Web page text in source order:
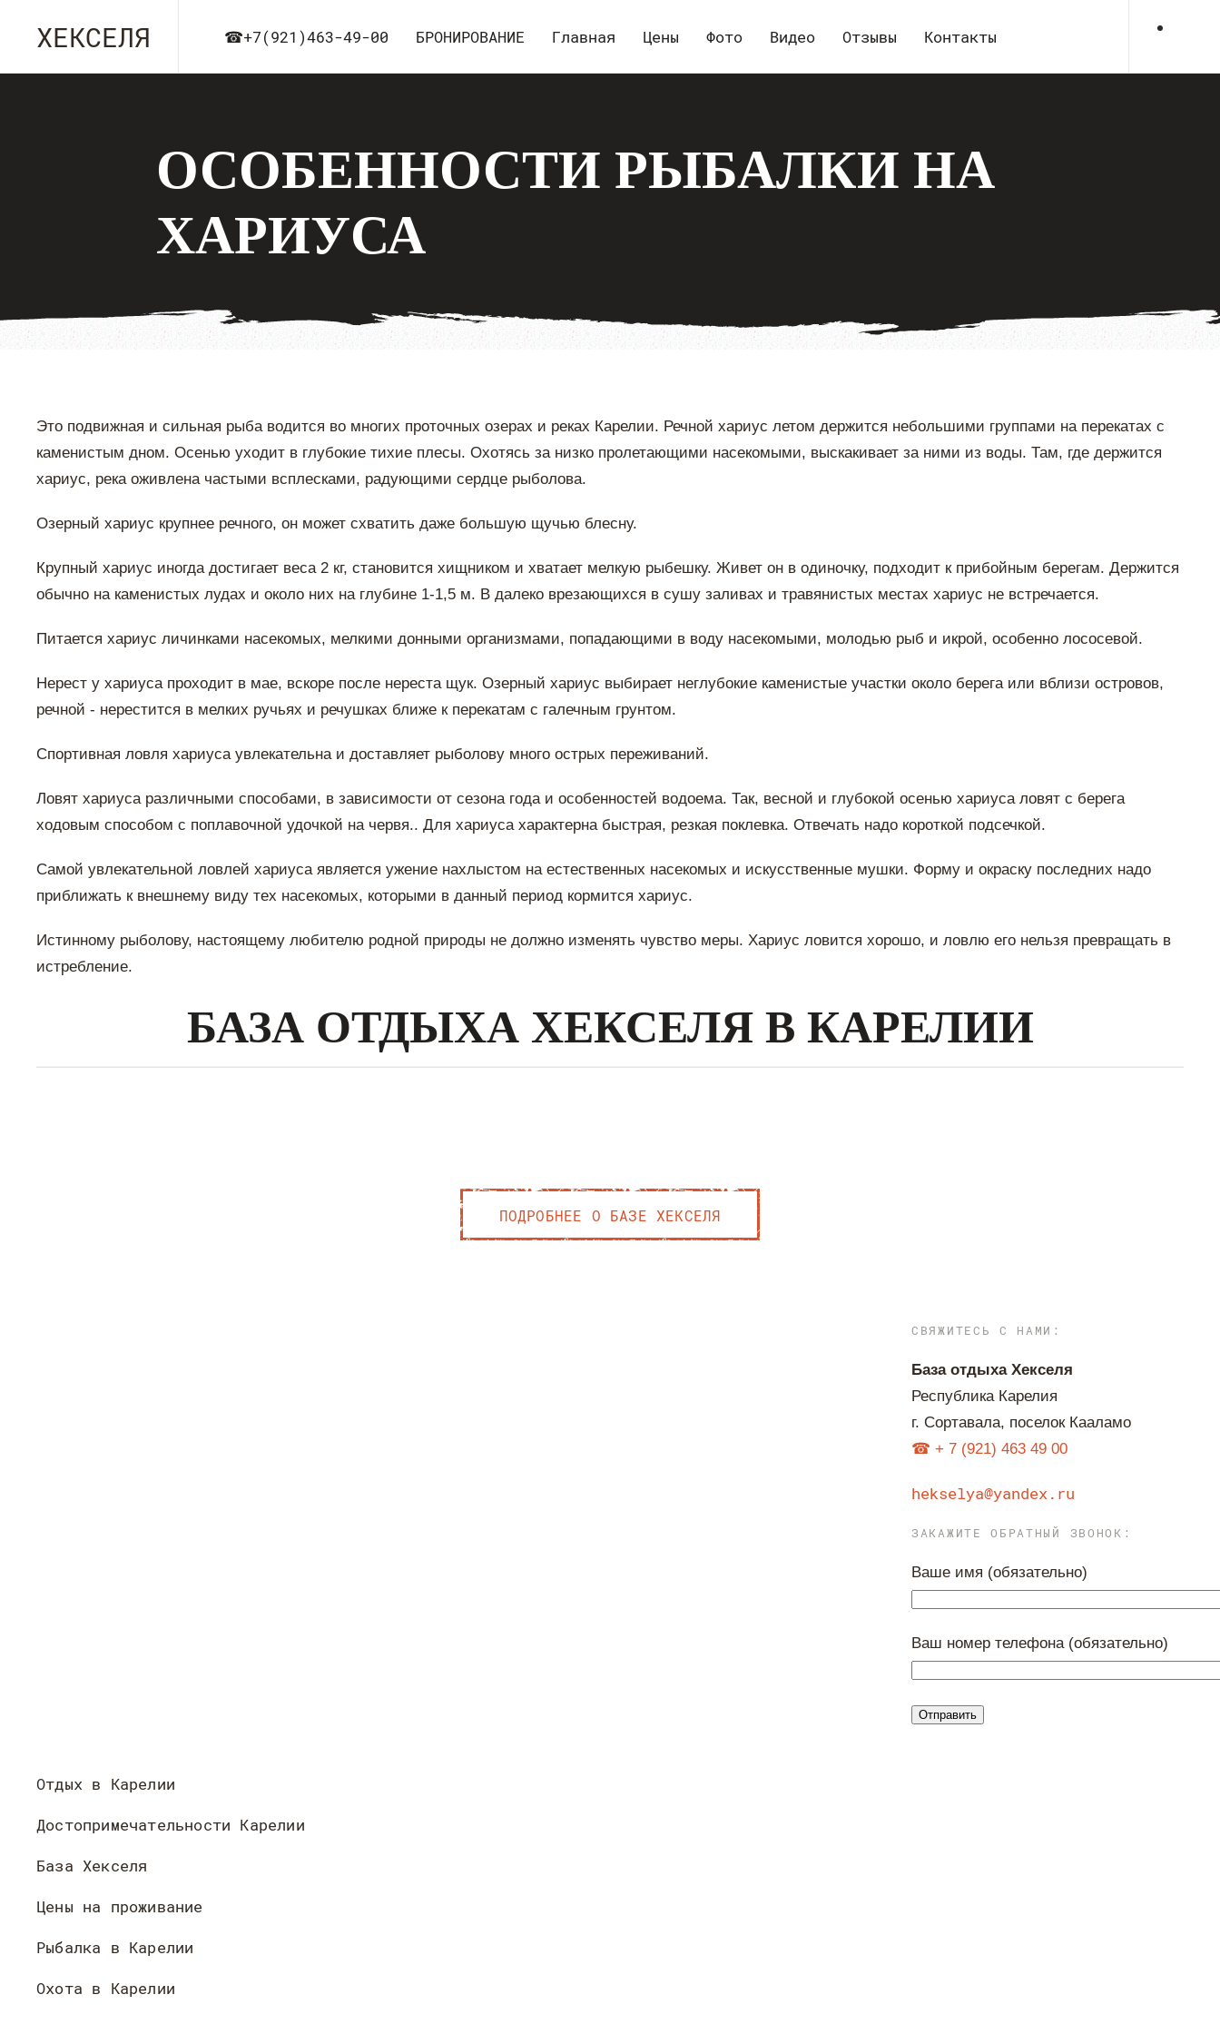
ХЕКСЕЛЯ ☎+7(921)463-49-00 БРОНИРОВАНИЕ Главная Цены Фото Видео Отзывы Контакты
ОСОБЕННОСТИ РЫБАЛКИ НА
ХАРИУСА
Это подвижная и сильная рыба водится во многих проточных озерах и реках Карелии. Речной хариус летом держится небольшими группами на перекатах с
каменистым дном. Осенью уходит в глубокие тихие плесы. Охотясь за низко пролетающими насекомыми, выскакивает за ними из воды. Там, где держится
хариус, река оживлена частыми всплесками, радующими сердце рыболова.
Озерный хариус крупнее речного, он может схватить даже большую щучью блесну.
Крупный хариус иногда достигает веса 2 кг, становится хищником и хватает мелкую рыбешку. Живет он в одиночку, подходит к прибойным берегам. Держится
обычно на каменистых лудах и около них на глубине 1-1,5 м. В далеко врезающихся в сушу заливах и травянистых местах хариус не встречается.
Питается хариус личинками насекомых, мелкими донными организмами, попадающими в воду насекомыми, молодью рыб и икрой, особенно лососевой.
Нерест у хариуса проходит в мае, вскоре после нереста щук. Озерный хариус выбирает неглубокие каменистые участки около берега или вблизи островов,
речной - нерестится в мелких ручьях и речушках ближе к перекатам с галечным грунтом.
Спортивная ловля хариуса увлекательна и доставляет рыболову много острых переживаний.
Ловят хариуса различными способами, в зависимости от сезона года и особенностей водоема. Так, весной и глубокой осенью хариуса ловят с берега
ходовым способом с поплавочной удочкой на червя.. Для хариуса характерна быстрая, резкая поклевка. Отвечать надо короткой подсечкой.
Самой увлекательной ловлей хариуса является ужение нахлыстом на естественных насекомых и искусственные мушки. Форму и окраску последних надо
приближать к внешнему виду тех насекомых, которыми в данный период кормится хариус.
Истинному рыболову, настоящему любителю родной природы не должно изменять чувство меры. Хариус ловится хорошо, и ловлю его нельзя превращать в
истребление.
БАЗА ОТДЫХА ХЕКСЕЛЯ В КАРЕЛИИ
ПОДРОБНЕЕ О БАЗЕ ХЕКСЕЛЯ
СВЯЖИТЕСЬ С НАМИ:
База отдыха Хекселя
Республика Карелия
г. Сортавала, поселок Кааламо
☎ + 7 (921) 463 49 00
hekselya@yandex.ru
ЗАКАЖИТЕ ОБРАТНЫЙ ЗВОНОК:
Ваше имя (обязательно)
Ваш номер телефона (обязательно)
Отдых в Карелии
Достопримечательности Карелии
База Хекселя
Цены на проживание
Рыбалка в Карелии
Охота в Карелии